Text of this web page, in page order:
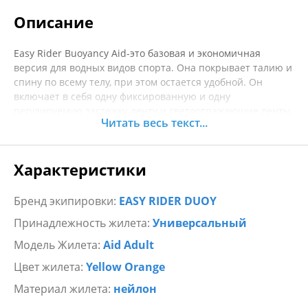
Описание
Easy Rider Buoyancy Aid-это базовая и экономичная
версия для водных видов спорта. Она покрывает талию и
спину по всему телу, при этом остается удобной. Он
включает в себя одну фиксированную и одну
стандартами для средств плавучести 50N, ISO 12402-5.
Все его сырье сертифицировано по стандартам ISO
12402-7 и ISO 12402-8 для повышения прочности,
качества и долговечности. Он доступен в 2-х размерах, в
сочетании оранжевого и желтого цветов.
Читать весь текст...
Характеристики
Бренд экипировки: EASY RIDER DUOY
Принадлежность жилета: Универсальный
Модель Жилета: Aid Adult
Цвет жилета: Yellow Orange
Материал жилета: нейлон